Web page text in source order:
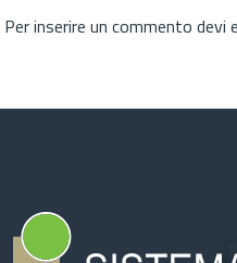
Per inserire un commento